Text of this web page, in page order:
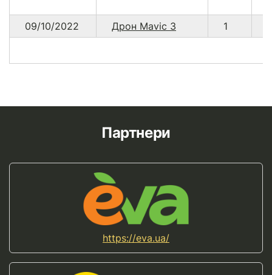
09/10/2022
Дрон Mavic 3 1
Партнери
https://eva.ua/